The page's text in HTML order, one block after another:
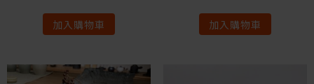
加入購物車 加入購物車